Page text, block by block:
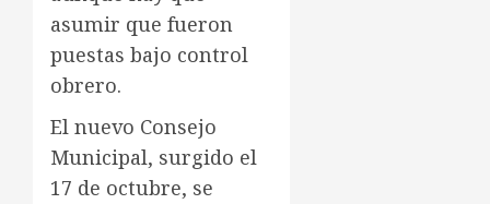
asumir que fueron
puestas bajo control
obrero.
El nuevo Consejo
Municipal, surgido el
17 de octubre, se